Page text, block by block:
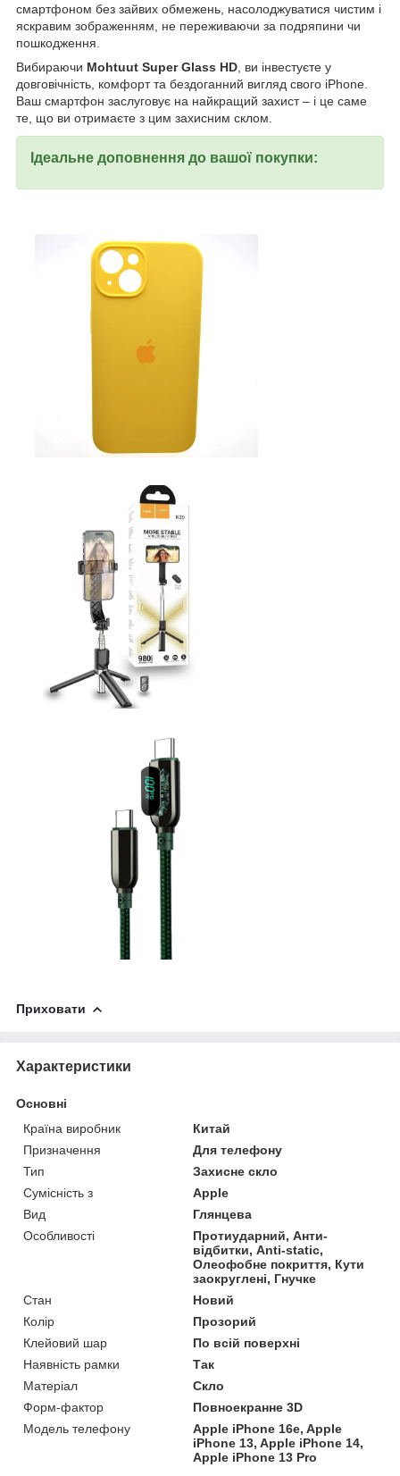
смартфоном без зайвих обмежень, насолоджуватися чистим і
яскравим зображенням, не переживаючи за подряпини чи
пошкодження.
Вибираючи Mohtuut Super Glass HD , ви інвестуєте у
довговічність, комфорт та бездоганний вигляд свого iPhone.
Ваш смартфон заслуговує на найкращий захист – і це саме
те, що ви отримаєте з цим захисним склом.
Ідеальне доповнення до вашої покупки:
Приховати
Характеристики
Основні
Країна виробник
Китай
Призначення
Для телефону
Тип
Захисне скло
Сумісність з
Apple
Вид
Глянцева
Особливості
Протиударний, Анти-
відбитки, Anti-static,
Олеофобне покриття, Кути
заокруглені, Гнучке
Стан
Новий
Колір
Прозорий
Клейовий шар
По всій поверхні
Наявність рамки
Так
Матеріал
Скло
Форм-фактор
Повноекранне 3D
Модель телефону
Apple iPhone 16e, Apple
iPhone 13, Apple iPhone 14,
Apple iPhone 13 Pro